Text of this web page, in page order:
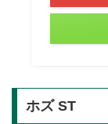
ホズ ST